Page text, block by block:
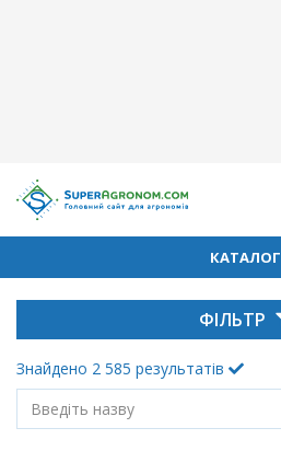
КАТАЛОГ
ФІЛЬТР
Знайдено 2 585 результатів